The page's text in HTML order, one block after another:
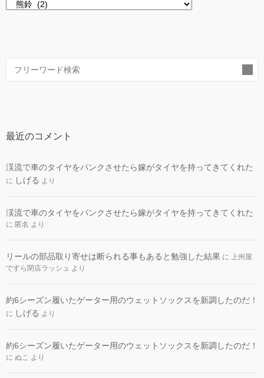
最近のコメント
渓流で車のタイヤをパンクさせたら嫁がタイヤを持ってきてくれた
に しげる より
渓流で車のタイヤをパンクさせたら嫁がタイヤを持ってきてくれた
に 匿名 より
リールの部品取り寄せは断られる事もあると勉強した結果 に 上州屋
ですら閉店ラッシュ より
約6シーズン履いたゲーター用のウェットソックスを新調したのだ！
に しげる より
約6シーズン履いたゲーター用のウェットソックスを新調したのだ！
に ぬこ より